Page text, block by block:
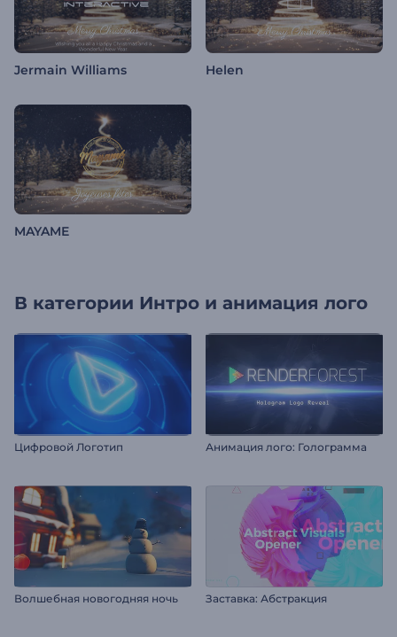
Jermain Williams Helen
MAYAME
В категории Интро и анимация лого
Цифровой Логотип Анимация лого: Голограмма
Волшебная новогодняя ночь Заставка: Абстракция